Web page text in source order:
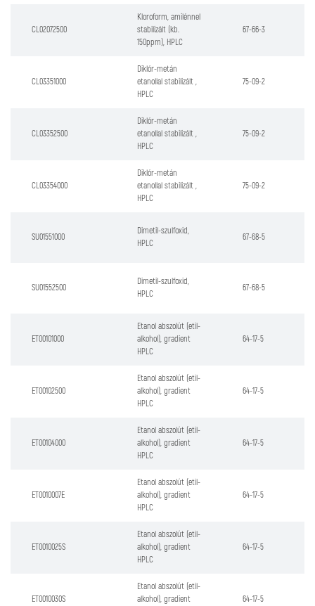
CL02072500
Kloroform, amilénnel
stabilizált (kb.
150ppm), HPLC
67-66-3
CL03351000
Diklór-metán
etanollal stabilizált ,
HPLC
75-09-2
CL03352500
Diklór-metán
etanollal stabilizált ,
HPLC
75-09-2
CL03354000
Diklór-metán
etanollal stabilizált ,
HPLC
75-09-2
SU01551000
Dimetil-szulfoxid,
HPLC
67-68-5
SU01552500
Dimetil-szulfoxid,
HPLC
67-68-5
ET00101000
Etanol abszolút (etil-
alkohol), gradient
HPLC
64-17-5
ET00102500
Etanol abszolút (etil-
alkohol), gradient
HPLC
64-17-5
ET00104000
Etanol abszolút (etil-
alkohol), gradient
HPLC
64-17-5
ET0010007E
Etanol abszolút (etil-
alkohol), gradient
HPLC
64-17-5
ET0010025S
Etanol abszolút (etil-
alkohol), gradient
HPLC
64-17-5
ET0010030S
Etanol abszolút (etil-
alkohol), gradient
64-17-5